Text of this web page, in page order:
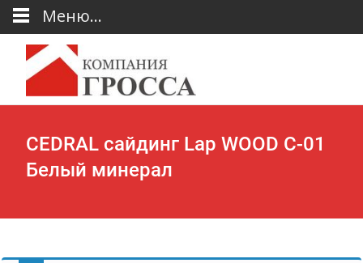
CEDRAL сайдинг Lap WOOD С-01
Белый минерал
Меню...